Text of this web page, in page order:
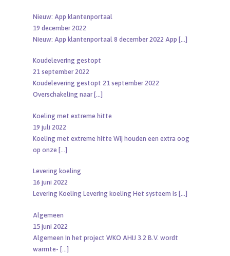
Nieuw: App klantenportaal
19 december 2022
Nieuw: App klantenportaal 8 december 2022 App […]
Koudelevering gestopt
21 september 2022
Koudelevering gestopt 21 september 2022
Overschakeling naar […]
Koeling met extreme hitte
19 juli 2022
Koeling met extreme hitte Wij houden een extra oog
op onze […]
Levering koeling
16 juni 2022
Levering Koeling Levering koeling Het systeem is […]
Algemeen
15 juni 2022
Algemeen In het project WKO AHIJ 3.2 B.V. wordt
warmte- […]